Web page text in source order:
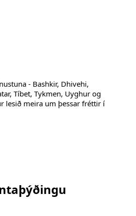
- Bashkir, Dhivehi,
Tíbet, Tykmen, Uyghur og
lesið meira um þessar fréttir í